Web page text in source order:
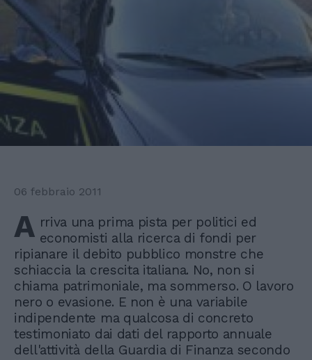
06 febbraio 2011
A rriva una prima pista per politici ed
economisti alla ricerca di fondi per
ripianare il debito pubblico monstre che
schiaccia la crescita italiana. No, non si
chiama patrimoniale, ma sommerso. O lavoro
nero o evasione. E non è una variabile
indipendente ma qualcosa di concreto
testimoniato dai dati del rapporto annuale
dell'attività della Guardia di Finanza secondo